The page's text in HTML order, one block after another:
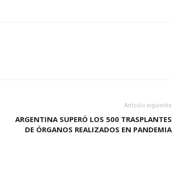
Artículo siguiente
ARGENTINA SUPERÓ LOS 500 TRASPLANTES
DE ÓRGANOS REALIZADOS EN PANDEMIA